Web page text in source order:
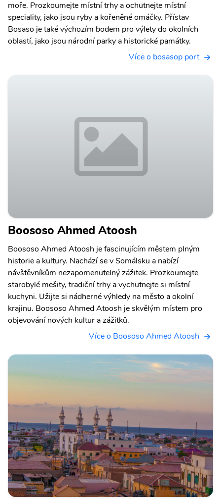
moře. Prozkoumejte místní trhy a ochutnejte místní
speciality, jako jsou ryby a kořeněné omáčky. Přístav
Bosaso je také výchozím bodem pro výlety do okolních
oblastí, jako jsou národní parky a historické památky.
Více o bosasop port
Boososo Ahmed Atoosh
Boososo Ahmed Atoosh je fascinujícím městem plným
historie a kultury. Nachází se v Somálsku a nabízí
návštěvníkům nezapomenutelný zážitek. Prozkoumejte
starobylé mešity, tradiční trhy a vychutnejte si místní
kuchyni. Užijte si nádherné výhledy na město a okolní
krajinu. Boososo Ahmed Atoosh je skvělým místem pro
objevování nových kultur a zážitků.
Více o Boososo Ahmed Atoosh